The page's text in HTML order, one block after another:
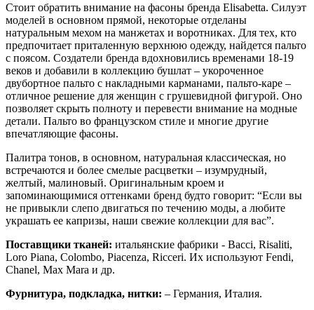
Стоит обратить внимание на фасоны бренда Elisabetta. Силуэт
моделей в основном прямой, некоторые отделаны
натуральным мехом на манжетах и воротниках. Для тех, кто
предпочитает приталенную верхнюю одежду, найдется пальто
с поясом. Создатели бренда вдохновились временами 18-19
веков и добавили в коллекцию бушлат – укороченное
двубортное пальто с накладными карманами, пальто-каре –
отличное решение для женщин с грушевидной фигурой. Оно
позволяет скрыть полноту и перевести внимание на модные
детали. Пальто во французском стиле и многие другие
впечатляющие фасоны.
Палитра тонов, в основном, натуральная классическая, но
встречаются и более смелые расцветки – изумрудный,
желтый, малиновый. Оригинальным кроем и
запоминающимися оттенками бренд будто говорит: “Если вы
не привыкли слепо двигаться по течению моды, а любите
украшать ее капризы, наши свежие коллекции для вас”.
Поставщики тканей: итальянские фабрики - Bacci, Risaliti,
Loro Piana, Colombo, Piacenza, Ricceri. Их используют Fendi,
Chanel, Max Mara и др.
Фурнитура, подкладка, нитки: – Германия, Италия.